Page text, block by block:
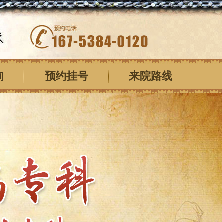
预约挂号 来院路线